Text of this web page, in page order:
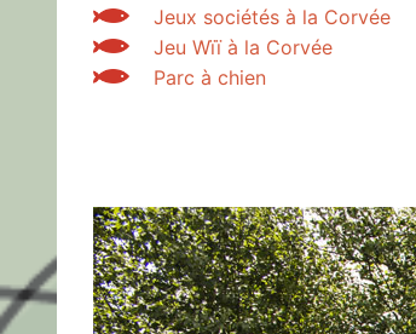
Jeux sociétés à la Corvée
Jeu Wïï à la Corvée
Parc à chien